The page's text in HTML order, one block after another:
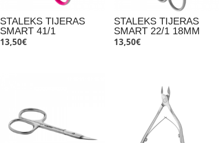
STALEKS TIJERAS
SMART 41/1
13,50€
STALEKS TIJERAS
SMART 22/1 18MM
13,50€